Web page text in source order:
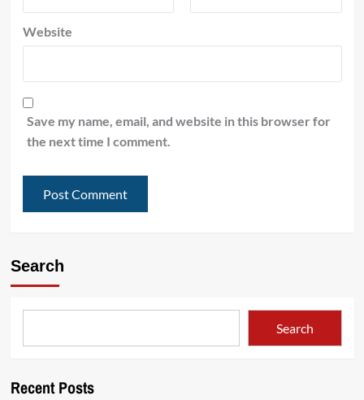
Website
Save my name, email, and website in this browser for
the next time I comment.
Search
Search
Recent Posts